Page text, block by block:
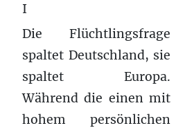
I
Die Flüchtlingsfrage
spaltet Deutschland, sie
spaltet Europa.
Während die einen mit
hohem persönlichen